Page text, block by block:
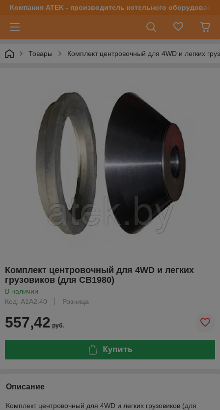
Компания ATEK - производитель котельного оборудования
Товары Комплект центровочный для 4WD и легких
Комплект центровочный для 4WD и легких
грузовиков (для CB1980)
В наличии
Код: A1A2.40
Розница
557,42 руб.
Купить
Описание
Комплект центровочный для 4WD и легких грузовиков (для